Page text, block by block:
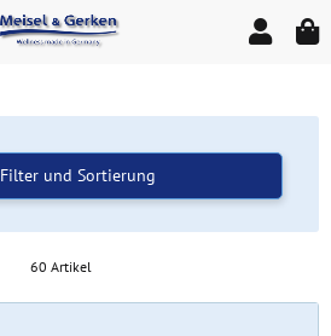
Filter und Sortierung
60 Artikel